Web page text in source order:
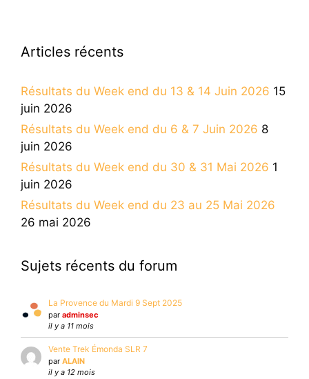
Articles récents
Résultats du Week end du 13 & 14 Juin 2026 15
juin 2026
Résultats du Week end du 6 & 7 Juin 2026 8
juin 2026
Résultats du Week end du 30 & 31 Mai 2026 1
juin 2026
Résultats du Week end du 23 au 25 Mai 2026
26 mai 2026
Sujets récents du forum
La Provence du Mardi 9 Sept 2025
par adminsec
il y a 11 mois
Vente Trek Émonda SLR 7
par ALAIN
il y a 12 mois